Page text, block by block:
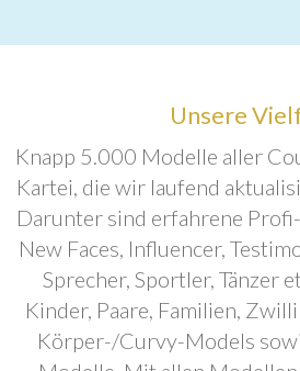
Unsere
Knapp 5.000 Modelle aller
Kartei, die wir laufend
Darunter sind erfahrene
New Faces, Influencer,
Sprecher, Sportler, Tänzer
Kinder, Paare, Familien,
Körper-/Curvy-Models